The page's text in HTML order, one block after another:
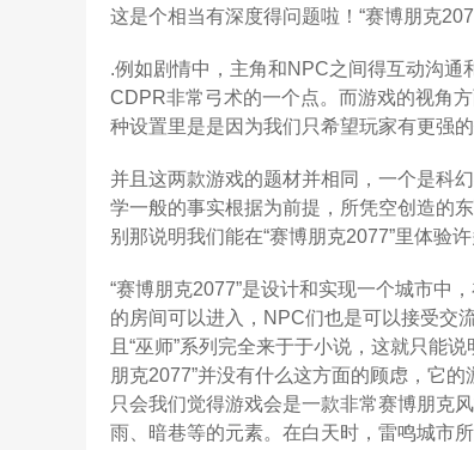
这是个相当有深度得问题啦！“赛博朋克
.例如剧情中，主角和NPC之间得互动沟
CDPR非常弓术的一个点。而游戏的视角
种设置里是是因为我们只希望玩家有更强
并且这两款游戏的题材并相同，一个是科
学一般的事实根据为前提，所凭空创造的
别那说明我们能在“赛博朋克2077”里体验
“赛博朋克2077”是设计和实现一个城市中
的房间可以进入，NPC们也是可以接受交
且“巫师”系列完全来于于小说，这就只能
朋克2077”并没有什么这方面的顾虑，它
只会我们觉得游戏会是一款非常赛博朋克
雨、暗巷等的元素。在白天时，雷鸣城市